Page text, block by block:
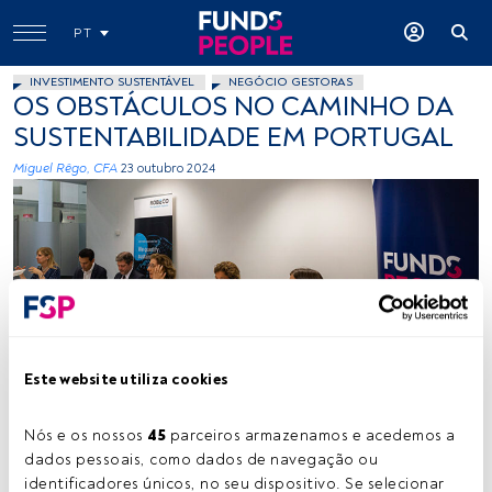
Este website utiliza cookies
Nós e os nossos 45 parceiros armazenamos e acedemos a
dados pessoais, como dados de navegação ou
identificadores únicos, no seu dispositivo. Se selecionar
PT
INVESTIMENTO SUSTENTÁVEL NEGÓCIO GESTORAS
OS OBSTÁCULOS NO CAMINHO DA
SUSTENTABILIDADE EM PORTUGAL
Miguel Rêgo, CFA 23 outubro 2024
Tempo de leitura:6 min.